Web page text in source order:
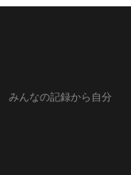
みんなの記録から自分